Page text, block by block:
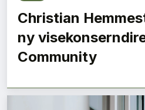
Christian
ny
Community